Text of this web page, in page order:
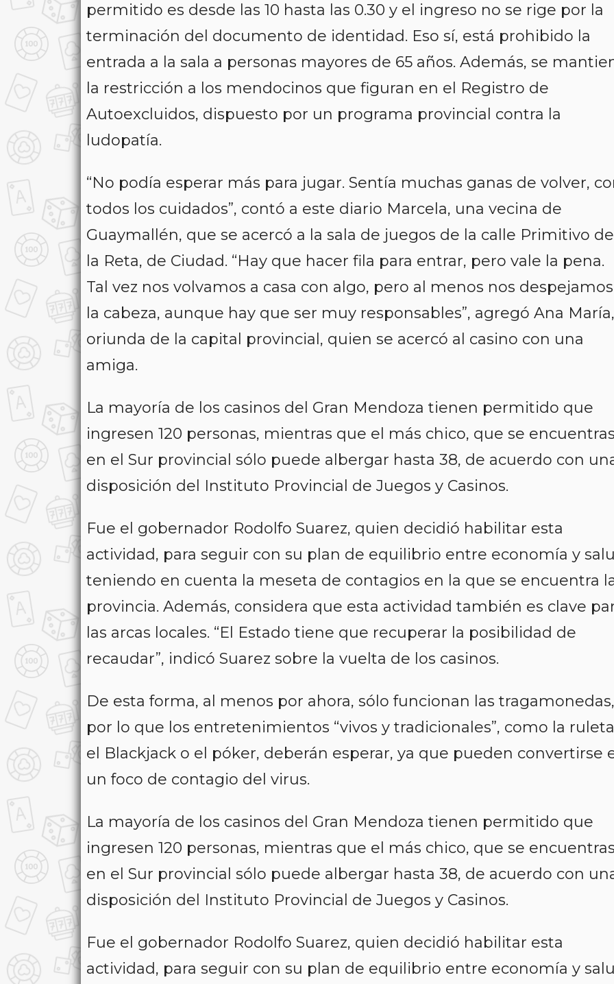
permitido es desde las 10 hasta las 0.30 y el ingreso no se rige por la
terminación del documento de identidad. Eso sí, está prohibido la
entrada a la sala a personas mayores de 65 años. Además, se
la restricción a los mendocinos que figuran en el Registro de
Autoexcluidos, dispuesto por un programa provincial contra la
ludopatía.
“No podía esperar más para jugar. Sentía muchas ganas de volver,
todos los cuidados”, contó a este diario Marcela, una vecina de
Guaymallén, que se acercó a la sala de juegos de la calle Primitivo de
la Reta, de Ciudad. “Hay que hacer fila para entrar, pero vale la pena.
Tal vez nos volvamos a casa con algo, pero al menos nos despejamos
la cabeza, aunque hay que ser muy responsables”, agregó Ana María,
oriunda de la capital provincial, quien se acercó al casino con una
amiga.
La mayoría de los casinos del Gran Mendoza tienen permitido que
ingresen 120 personas, mientras que el más chico, que se
en el Sur provincial sólo puede albergar hasta 38, de acuerdo con
disposición del Instituto Provincial de Juegos y Casinos.
Fue el gobernador Rodolfo Suarez, quien decidió habilitar esta
actividad, para seguir con su plan de equilibrio entre economía y
teniendo en cuenta la meseta de contagios en la que se encuentra
provincia. Además, considera que esta actividad también es clave
las arcas locales. “El Estado tiene que recuperar la posibilidad de
recaudar”, indicó Suarez sobre la vuelta de los casinos.
De esta forma, al menos por ahora, sólo funcionan las tragamonedas,
por lo que los entretenimientos “vivos y tradicionales”, como la
el Blackjack o el póker, deberán esperar, ya que pueden convertirse
un foco de contagio del virus.
La mayoría de los casinos del Gran Mendoza tienen permitido que
ingresen 120 personas, mientras que el más chico, que se
en el Sur provincial sólo puede albergar hasta 38, de acuerdo con
disposición del Instituto Provincial de Juegos y Casinos.
Fue el gobernador Rodolfo Suarez, quien decidió habilitar esta
actividad, para seguir con su plan de equilibrio entre economía y